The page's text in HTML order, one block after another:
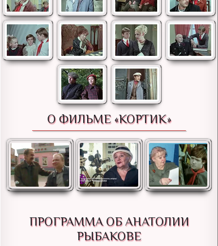
О ФИЛЬМЕ «КОРТИК»
ПРОГРАММА ОБ АНАТОЛИИ
РЫБАКОВЕ